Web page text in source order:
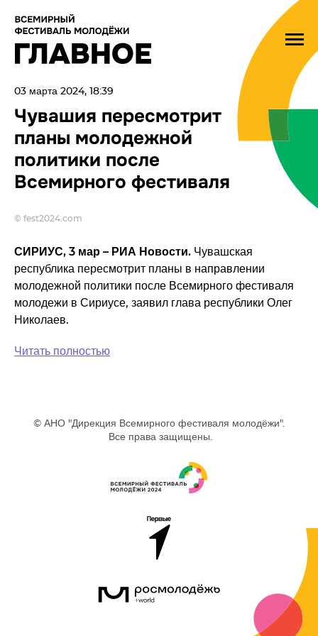
03 марта 2024, 18:39
Чувашия пересмотрит
планы молодежной
политики после
Всемирного фестиваля
© fest2024.com
СИРИУС, 3 мар – РИА Новости. Чувашская
республика пересмотрит планы в направлении
молодежной политики после Всемирного фестиваля
молодежи в Сириусе, заявил глава республики Олег
Николаев.
Читать полностью
© АНО "Дирекция Всемирного фестиваля молодёжи".
Все права защищены.